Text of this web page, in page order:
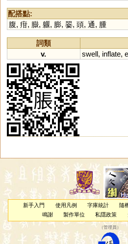
配搭點:
腹, 疳, 臌, 躽, 膨, 翣, 頭, 通, 腫
詞類
v.
swell, inflate,
新手入門 使用凡例 字庫統計 隨
鳴謝
製作單位 私隱政策
（管理員 ）